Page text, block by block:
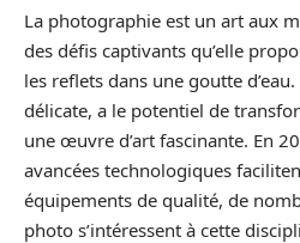
La photographie est un art aux
des défis captivants qu’elle
les reflets dans une goutte
délicate, a le potentiel de
une œuvre d’art fascinante. En
avancées technologiques
équipements de qualité, de
photo s’intéressent à cette